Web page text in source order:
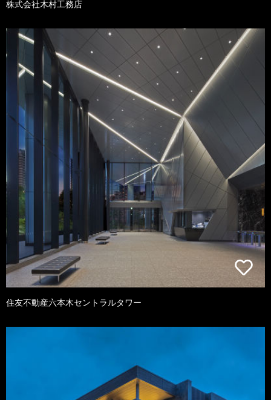
株式会社木村工務店
住友不動産六本木セントラルタワー